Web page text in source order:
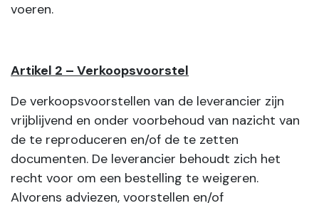
voeren.
Artikel 2 – Verkoopsvoorstel
De verkoopsvoorstellen van de leverancier zijn
vrijblijvend en onder voorbehoud van nazicht van
de te reproduceren en/of de te zetten
documenten. De leverancier behoudt zich het
recht voor om een bestelling te weigeren.
Alvorens adviezen, voorstellen en/of